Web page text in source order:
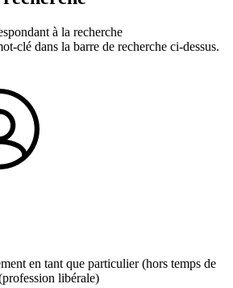
à la recherche
clé dans la barre de recherche ci-dessus.
en tant que particulier (hors temps de
libérale)